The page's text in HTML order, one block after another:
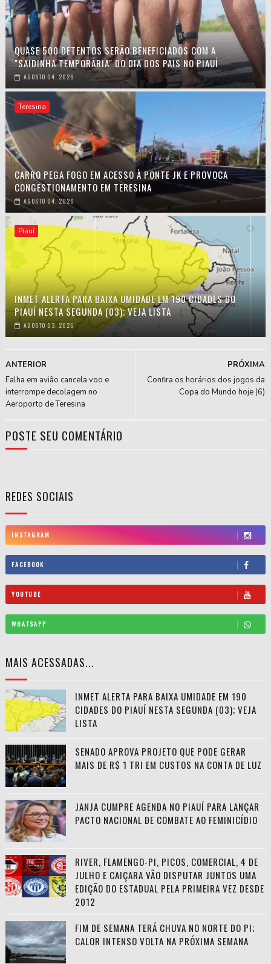
QUASE 500 DETENTOS SERÃO BENEFICIADOS COM A
"SAIDINHA TEMPORÁRIA" DO DIA DOS PAIS NO PIAUÍ
AGOSTO 04, 2026
Teresina
CARRO PEGA FOGO EM ACESSO À PONTE JK E PROVOCA
CONGESTIONAMENTO EM TERESINA
AGOSTO 04, 2026
Piauí
INMET ALERTA PARA BAIXA UMIDADE EM 190 CIDADES DO
PIAUÍ NESTA SEGUNDA (03); VEJA LISTA
AGOSTO 03, 2026
PRÓXIMA
Confira os horários dos jogos da
Copa do Mundo hoje (6)
ANTERIOR
Falha em avião cancela voo e
interrompe decolagem no
Aeroporto de Teresina
POSTE SEU COMENTÁRIO
REDES SOCIAIS
INSTAGRAM
FACEBOOK
YOUTUBE
WHATSAPP
MAIS ACESSADAS...
INMET ALERTA PARA BAIXA UMIDADE EM 190
CIDADES DO PIAUÍ NESTA SEGUNDA (03); VEJA
LISTA
SENADO APROVA PROJETO QUE PODE GERAR
MAIS DE R$ 1 TRI EM CUSTOS NA CONTA DE LUZ
JANJA CUMPRE AGENDA NO PIAUÍ PARA LANÇAR
PACTO NACIONAL DE COMBATE AO FEMINICÍDIO
RIVER, FLAMENGO-PI, PICOS, COMERCIAL, 4 DE
JULHO E CAIÇARA VÃO DISPUTAR JUNTOS UMA
EDIÇÃO DO ESTADUAL PELA PRIMEIRA VEZ DESDE
2012
FIM DE SEMANA TERÁ CHUVA NO NORTE DO PI;
CALOR INTENSO VOLTA NA PRÓXIMA SEMANA